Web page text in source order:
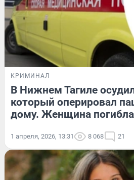
КРИМИНАЛ
В Нижнем Тагиле
который оперировал
дому. Женщина погибла
1 апреля, 2026, 13:31 8 068 21